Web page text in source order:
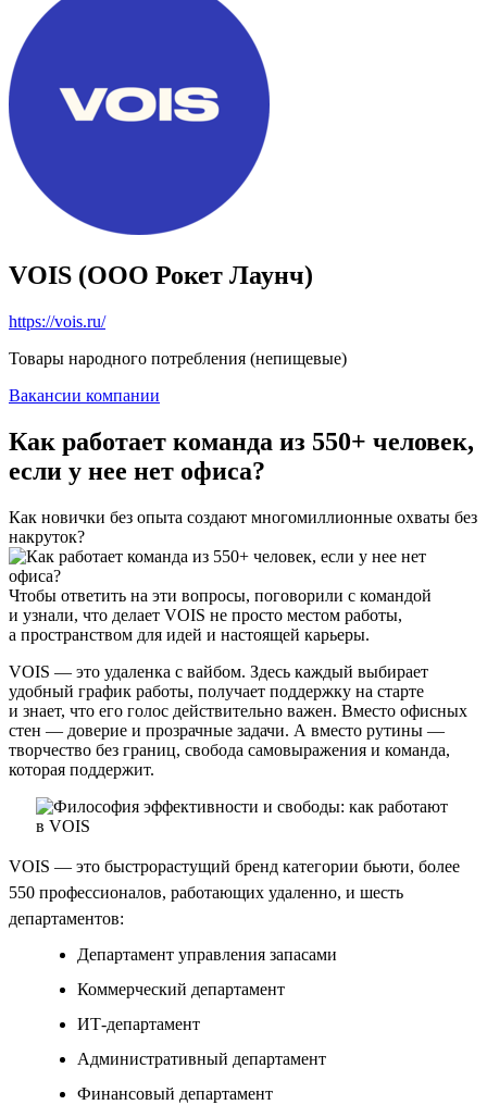
VOIS (ООО Рокет Лаунч)
https://vois.ru/
Товары народного потребления (непищевые)
Вакансии компании
Как работает команда из 550+ человек,
если у нее нет офиса?
Как новички без опыта создают многомиллионные охваты без
накруток?
Чтобы ответить на эти вопросы, поговорили с командой
и узнали, что делает VOIS не просто местом работы,
а пространством для идей и настоящей карьеры.
VOIS — это удаленка с вайбом. Здесь каждый выбирает
удобный график работы, получает поддержку на старте
и знает, что его голос действительно важен. Вместо офисных
стен — доверие и прозрачные задачи. А вместо рутины —
творчество без границ, свобода самовыражения и команда,
которая поддержит.
VOIS — это быстрорастущий бренд категории бьюти, более
550 профессионалов, работающих удаленно, и шесть
департаментов:
Департамент управления запасами
Коммерческий департамент
ИТ-департамент
Административный департамент
Финансовый департамент